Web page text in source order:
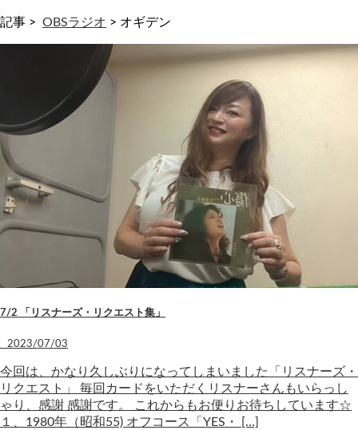
記事 > OBSラジオ > オギデン
7/2 「リスナーズ・リクエスト集」
2023/07/03
今回は、かなり久しぶりになってしまいました「リスナーズ・
リクエスト」 毎回カードをいただくリスナーさんもいらっし
ゃり、感謝 感謝です。 これからもお便りお待ちしています☆
１、1980年（昭和55) オフコース「YES・ […]